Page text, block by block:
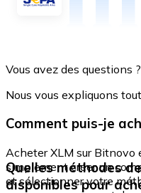
Vous avez des questions ?
Nous vous expliquons
Comment puis-je
Acheter XLM sur Bitnovo
simplement créer un
et sélectionner votre
Quelles méthodes
disponibles pour